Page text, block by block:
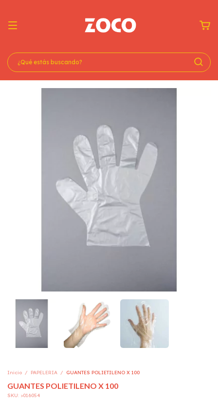
Inicio / PAPELERIA / GUANTES POLIETILENO X 100
GUANTES POLIETILENO X 100
SKU: >016054